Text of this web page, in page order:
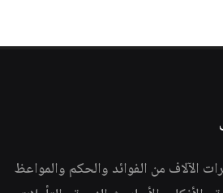
الآلاف من الفوائد والحكم والمواعظ